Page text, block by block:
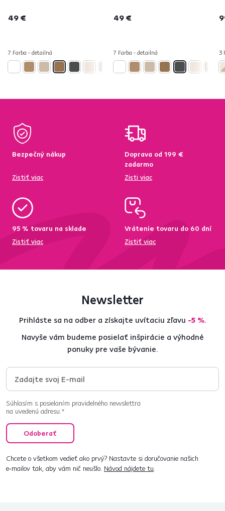
49 €
7 Farba - detailná
49 €
7 Farba - detailná 3
Bezpečný nákup
Zistiť viac
Doprava od 199 €
zadarmo
Zisti viac
95 % tovaru na sklade
Zistiť viac
Vrátenie tovaru do 60 dní
Zistiť viac
Newsletter
Prihláste sa na odber a získajte uvítaciu zľavu -5 %.
Navyše vám budeme posielať inšpirácie a výhodné
ponuky pre vaše bývanie.
Súhlasím s posielaním pravidelného newslettra
na uvedenú adresu.*
Odoberať
Chcete o všetkom vedieť ako prvý? Nastavte si doručovanie našich
e‑mailov tak, aby vám nič neušlo. Návod nájdete tu.